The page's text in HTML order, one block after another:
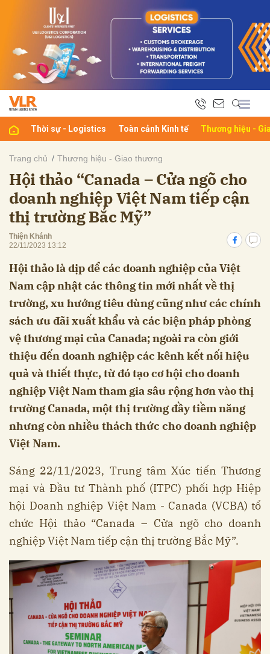
Thời sự - Logistics Toàn cảnh Kinh tế Thương hiệu -
Trang chủ Thương hiệu - Giao thương
Hội thảo “Canada – Cửa ngõ cho
doanh nghiệp Việt Nam tiếp cận
thị trường Bắc Mỹ”
Thiện Khánh
22/11/2023 13:12
Hội thảo là dịp để các doanh nghiệp của Việt
Nam cập nhật các thông tin mới nhất về thị
trường, xu hướng tiêu dùng cũng như các chính
sách ưu đãi xuất khẩu và các biện pháp phòng
vệ thương mại của Canada; ngoài ra còn giới
thiệu đến doanh nghiệp các kênh kết nối hiệu
quả và thiết thực, từ đó tạo cơ hội cho doanh
nghiệp Việt Nam tham gia sâu rộng hơn vào thị
trường Canada, một thị trường đầy tiềm năng
nhưng còn nhiều thách thức cho doanh nghiệp
Việt Nam.
Sáng 22/11/2023, Trung tâm Xúc tiến Thương
mại và Đầu tư Thành phố (ITPC) phối hợp Hiệp
hội Doanh nghiệp Việt Nam - Canada (VCBA) tổ
chức Hội thảo “Canada – Cửa ngõ cho doanh
nghiệp Việt Nam tiếp cận thị trường Bắc Mỹ”.
luận
Hủy